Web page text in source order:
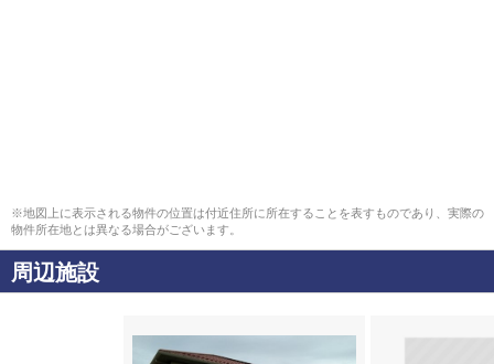
※地図上に表示される物件の位置は付近住所に所在することを表すものであり、実際の
物件所在地とは異なる場合がございます。
周辺施設